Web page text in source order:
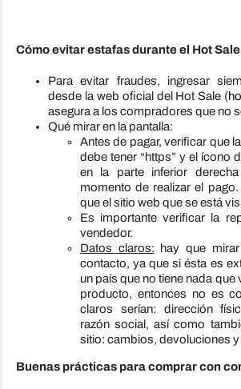
Cómo evitar estafas durante el Hot Sale
Para evitar fraudes, ingresar
desde la web oficial del Hot Sale (
asegura a los compradores que no
Qué mirar en la pantalla:
Antes de pagar, verificar que
debe tener “https” y el ícono
en la parte inferior
momento de realizar el
que el sitio web que se está
Es importante verificar la
vendedor.
Datos claros: hay que
contacto, ya que si ésta es
un país que no tiene nada que
producto, entonces no es
claros serían: dirección
razón social, así como
sitio: cambios, devoluciones
Buenas prácticas para comprar con